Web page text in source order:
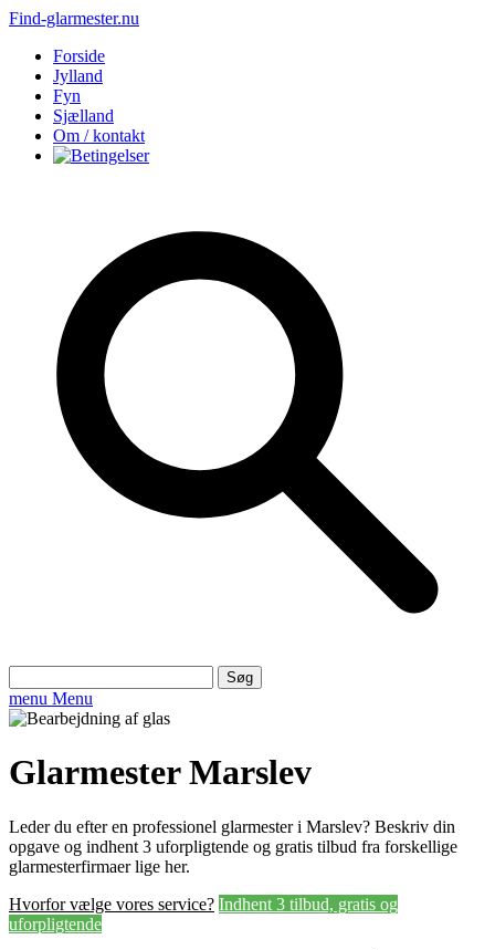
Find-glarmester.nu
Forside
Jylland
Fyn
Sjælland
Om / kontakt
efter:
menu Menu
Glarmester Marslev
Leder du efter en professionel glarmester i Marslev? Beskriv din
opgave og indhent 3 uforpligtende og gratis tilbud fra forskellige
glarmesterfirmaer lige her.
Hvorfor vælge vores service? Indhent 3 tilbud, gratis og
uforpligtende